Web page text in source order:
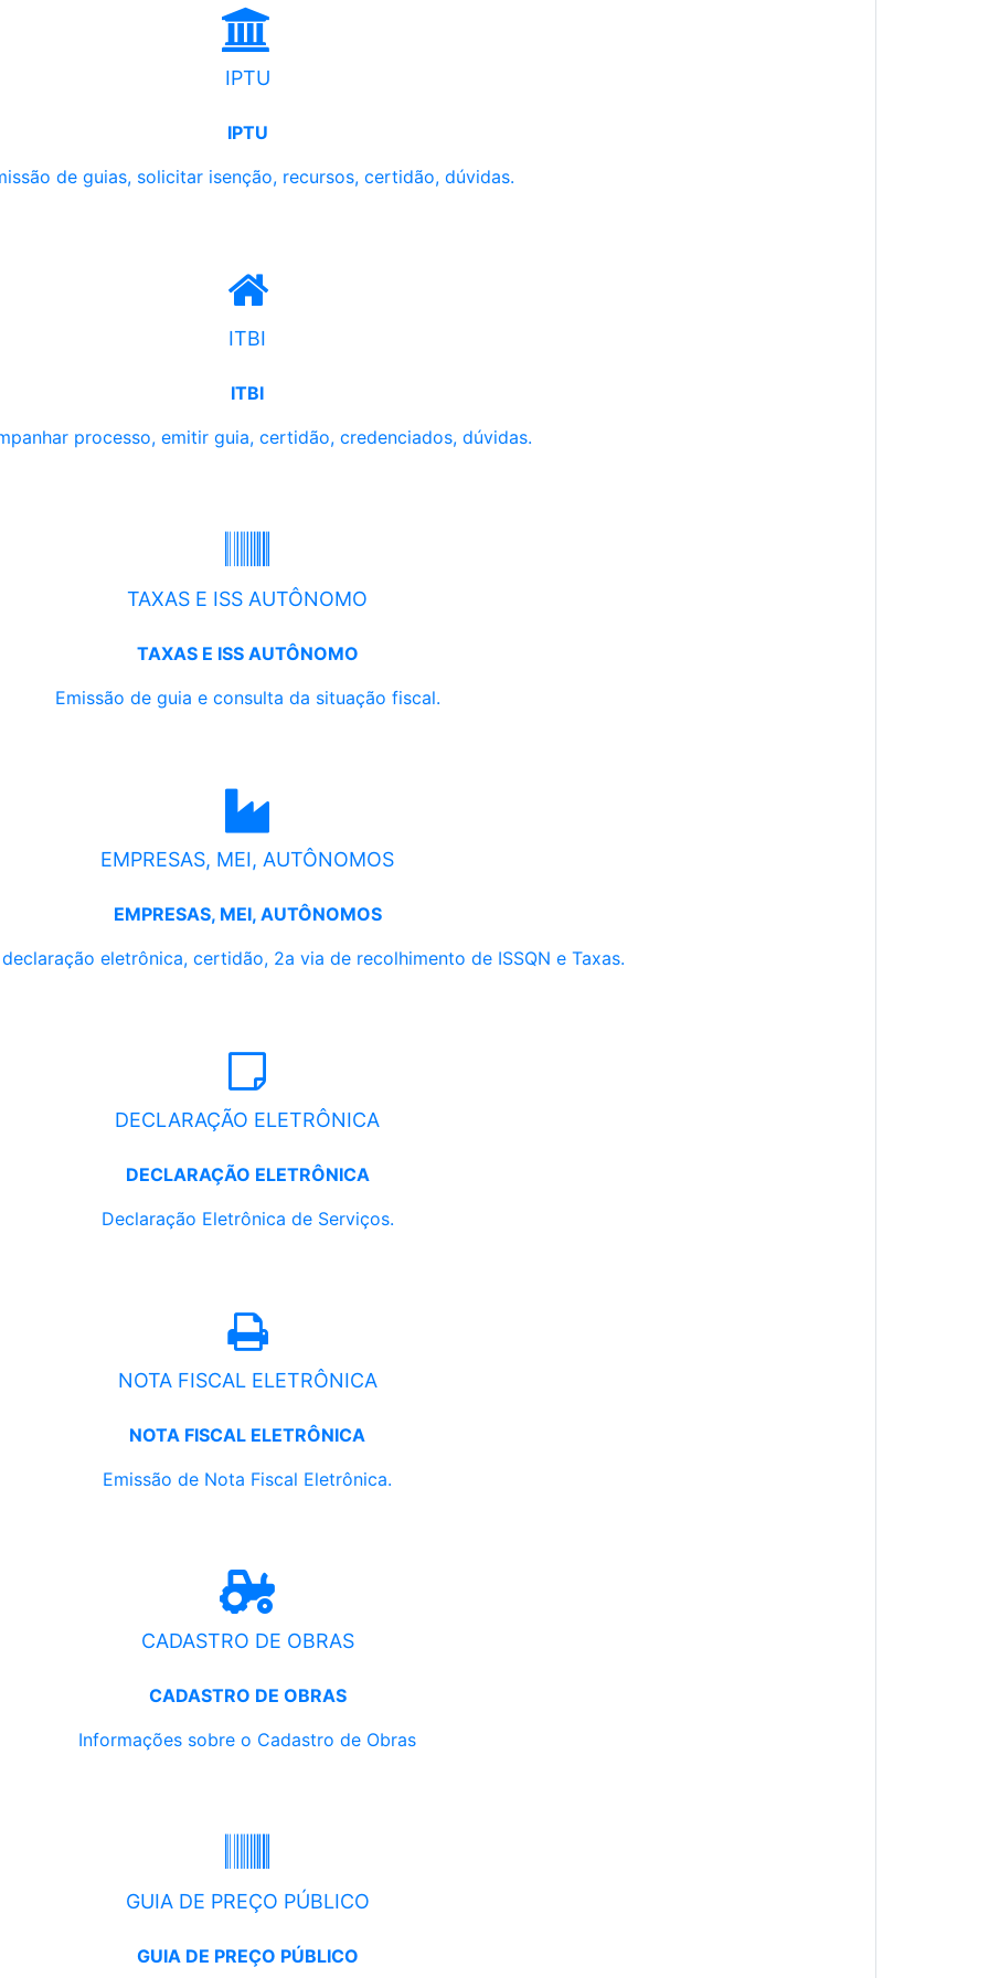
IPTU
IPTU
de guias, solicitar isenção, recursos, certidão, dúvidas.
ITBI
ITBI
processo, emitir guia, certidão, credenciados, dúvidas.
TAXAS E ISS AUTÔNOMO
TAXAS E ISS AUTÔNOMO
Emissão de guia e consulta da situação fiscal.
EMPRESAS, MEI, AUTÔNOMOS
EMPRESAS, MEI, AUTÔNOMOS
eletrônica, certidão, 2a via de recolhimento de ISSQN e Taxas.
DECLARAÇÃO ELETRÔNICA
DECLARAÇÃO ELETRÔNICA
Declaração Eletrônica de Serviços.
NOTA FISCAL ELETRÔNICA
NOTA FISCAL ELETRÔNICA
Emissão de Nota Fiscal Eletrônica.
CADASTRO DE OBRAS
CADASTRO DE OBRAS
Informações sobre o Cadastro de Obras
GUIA DE PREÇO PÚBLICO
GUIA DE PREÇO PÚBLICO